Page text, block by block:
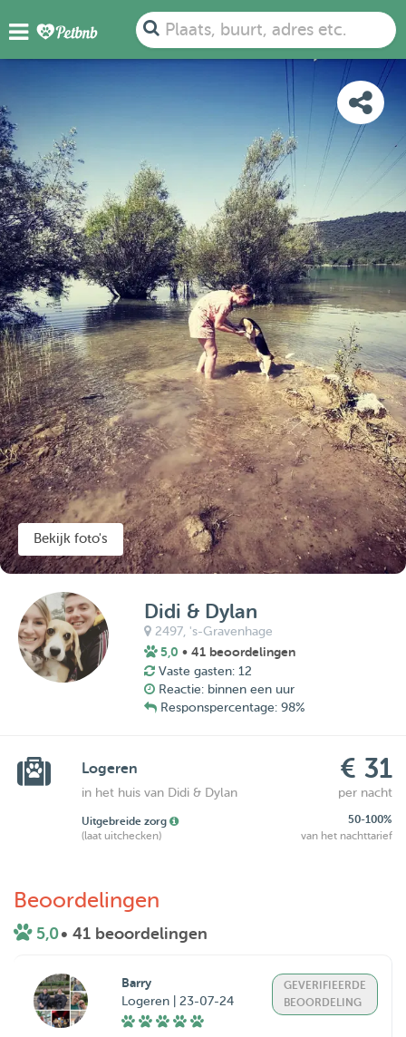
Plaats, buurt, adres etc.
FOTO'S BEOORDELINGEN KAART
Bekijk foto's
Didi & Dylan
2497, 's-Gravenhage
5,0 • 41 beoordelingen
Vaste gasten: 12
Reactie: binnen een uur
Responspercentage: 98%
Logeren € 31
in het huis van Didi & Dylan per nacht
Uitgebreide zorg
50-100%
(laat uitchecken)
van het nachttarief
Beoordelingen
5,0• 41 beoordelingen
Barry
Logeren | 23-07-24
GEVERIFIEERDE
BEOORDELING